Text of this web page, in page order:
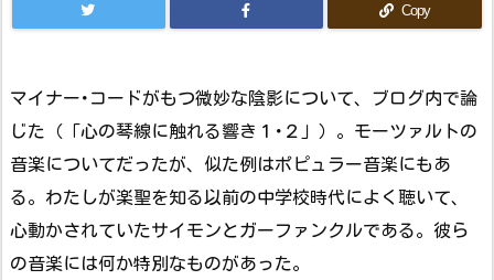
Copy
マイナー･コードがもつ微妙な陰影について、ブログ内で論
じた（「心の琴線に触れる響き１･２」）。モーツァルトの
音楽についてだったが、似た例はポピュラー音楽にもあ
る。わたしが楽聖を知る以前の中学校時代によく聴いて、
心動かされていたサイモンとガーファンクルである。彼ら
の音楽には何か特別なものがあった。